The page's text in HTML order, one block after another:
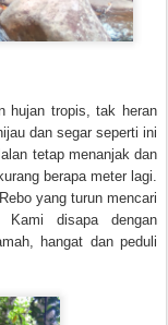
hujan tropis, tak heran
dan segar seperti ini
tetap menanjak dan
berapa meter lagi.
yang turun mencari
Kami disapa dengan
hangat dan peduli